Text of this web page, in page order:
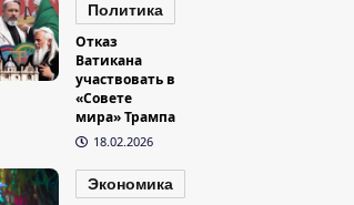
Политика
Отказ
Ватикана
участвовать в
«Совете
мира» Трампа
18.02.2026
Экономика